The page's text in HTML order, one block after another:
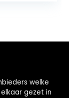
welke
gezet in